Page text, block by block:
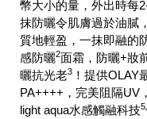
幣大小的量，外出時每
抹防曬令肌膚過於油膩
質地輕盈，一抹即融的
感防曬2面霜，防曬+妝
曬抗光老3 ！提供OLAY
PA++++，完美阻隔UV
light aqua水感觸融科技5